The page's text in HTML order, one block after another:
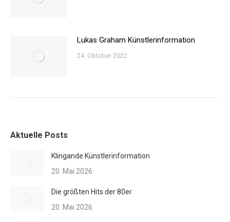
Lukas Graham Künstlerinformation
24. Oktober 2022
Aktuelle Posts
Klingande Künstlerinformation
20. Mai 2026
Die größten Hits der 80er
20. Mai 2026